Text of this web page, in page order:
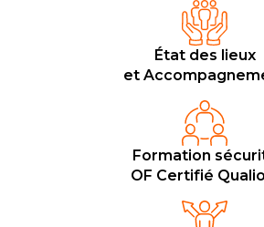
État des lieux
et
Formation
OF Certifié